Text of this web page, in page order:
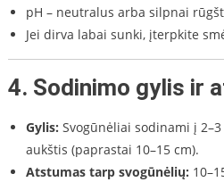
pH – neutralus arba silpnai
Jei dirva labai sunki, įterpkite
4. Sodinimo gylis ir
Gylis: Svogūnėliai sodinami į
aukštis (paprastai 10–15 cm).
Atstumas tarp svogūnėlių: